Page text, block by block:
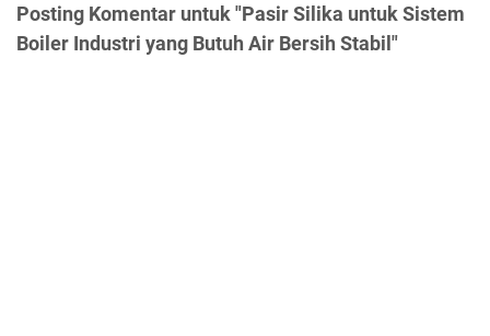
Posting Komentar untuk "Pasir Silika untuk Sistem
Boiler Industri yang Butuh Air Bersih Stabil"